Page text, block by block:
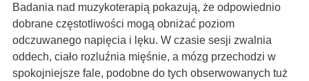
Badania nad muzykoterapią pokazują, że odpowiednio
dobrane częstotliwości mogą obniżać poziom
odczuwanego napięcia i lęku. W czasie sesji zwalnia
oddech, ciało rozluźnia mięśnie, a mózg przechodzi w
spokojniejsze fale, podobne do tych obserwowanych tuż